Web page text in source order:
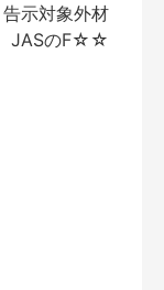
示対象外材
JASのF☆☆